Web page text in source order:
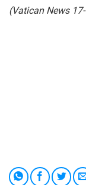
(Vatican News